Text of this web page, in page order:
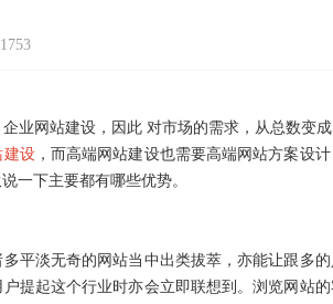
1753
业网站建设，因此 对市场的需求，从总数变
建设，而高端网站建设也需要高端网站方案设
一下主要都有哪些优势。
平淡无奇的网站当中出类拔萃，亦能让跟多
提起这个行业时亦会立即联想到。浏览网站